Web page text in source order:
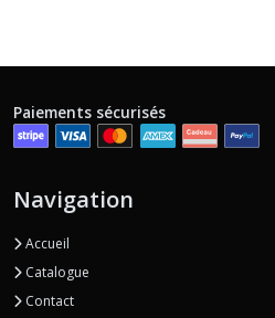
Paiements sécurisés
Navigation
Accueil
Catalogue
Contact